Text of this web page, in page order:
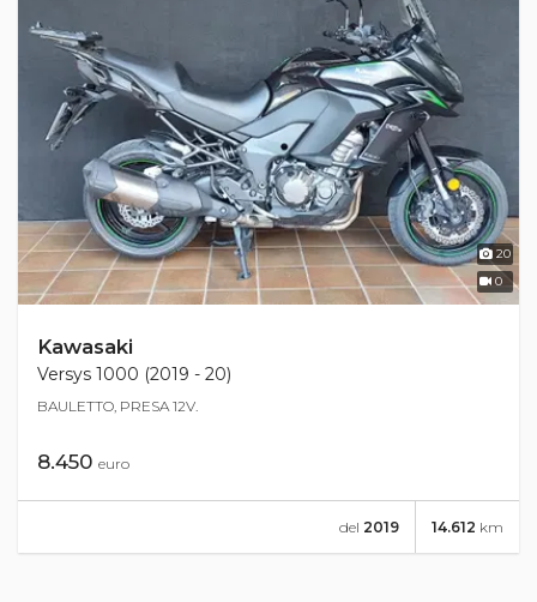
20
0
Kawasaki
Versys 1000 (2019 - 20)
BAULETTO, PRESA 12V.
8.450 euro
14.612 km
del 2019